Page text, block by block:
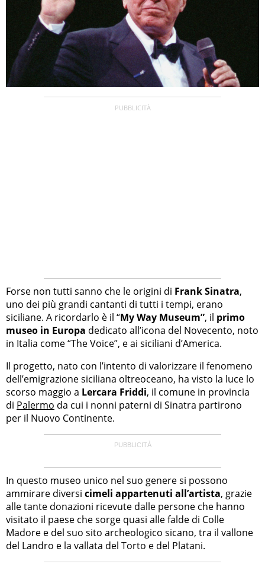
Forse non tutti sanno che le origini di Frank Sinatra,
uno dei più grandi cantanti di tutti i tempi, erano
siciliane. A ricordarlo è il “My Way Museum”, il primo
museo in Europa dedicato all’icona del Novecento, noto
in Italia come “The Voice”, e ai siciliani d’America.
Il progetto, nato con l’intento di valorizzare il fenomeno
dell’emigrazione siciliana oltreoceano, ha visto la luce lo
scorso maggio a Lercara Friddi, il comune in provincia
di Palermo da cui i nonni paterni di Sinatra partirono
per il Nuovo Continente.
In questo museo unico nel suo genere si possono
ammirare diversi cimeli appartenuti all’artista, grazie
alle tante donazioni ricevute dalle persone che hanno
visitato il paese che sorge quasi alle falde di Colle
Madore e del suo sito archeologico sicano, tra il vallone
del Landro e la vallata del Torto e del Platani.